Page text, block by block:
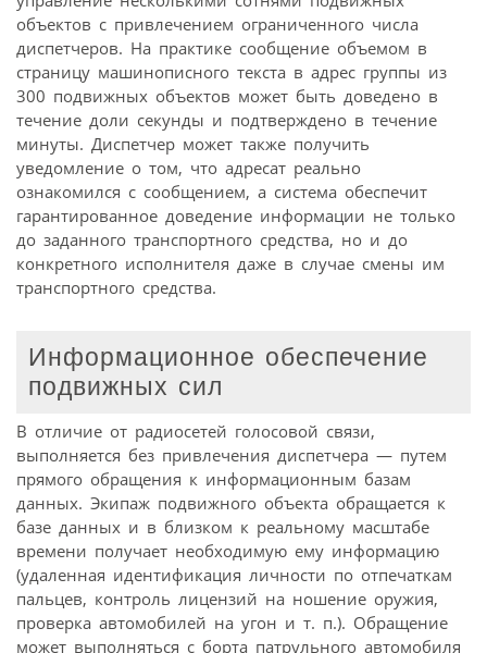
объектов с привлечением ограниченного числа
диспетчеров. На практике сообщение объемом в
страницу машинописного текста в адрес группы из
300 подвижных объектов может быть доведено в
течение доли секунды и подтверждено в течение
минуты. Диспетчер может также получить
уведомление о том, что адресат реально
ознакомился с сообщением, а система обеспечит
гарантированное доведение информации не только
до заданного транспортного средства, но и до
конкретного исполнителя даже в случае смены им
транспортного средства.
Информационное обеспечение
подвижных сил
В отличие от радиосетей голосовой связи,
выполняется без привлечения диспетчера — путем
прямого обращения к информационным базам
данных. Экипаж подвижного объекта обращается к
базе данных и в близком к реальному масштабе
времени получает необходимую ему информацию
(удаленная идентификация личности по отпечаткам
пальцев, контроль лицензий на ношение оружия,
проверка автомобилей на угон и т. п.). Обращение
может выполняться с борта патрульного автомобиля